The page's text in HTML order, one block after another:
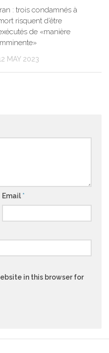
: trois condamnés à
risquent d’être
de «manière
MAY 2023
Email *
in this browser for